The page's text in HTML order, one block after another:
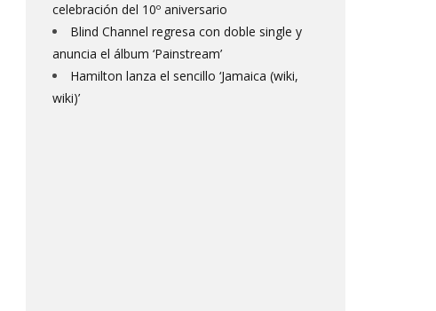
celebración del 10º aniversario
Blind Channel regresa con doble single y
anuncia el álbum ‘Painstream’
Hamilton lanza el sencillo ‘Jamaica (wiki,
wiki)’